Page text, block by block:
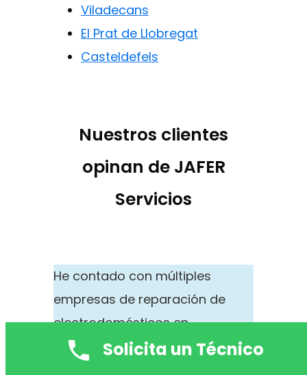
Viladecans
El Prat de Llobregat
Casteldefels
Nuestros clientes
opinan de JAFER
Servicios
He contado con múltiples
empresas de reparación de
electrodomésticos en
Villanueva y Geltrú centro por
Solicita un Técnico